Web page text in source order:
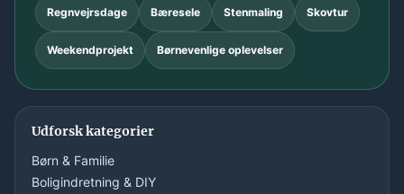
Regnvejrsdage Bæresele Stenmaling Skovtur
Weekendprojekt Børnevenlige oplevelser
Udforsk kategorier
Børn & Familie
Boligindretning & DIY